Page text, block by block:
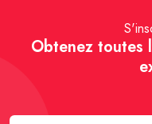
Obtenez toutes